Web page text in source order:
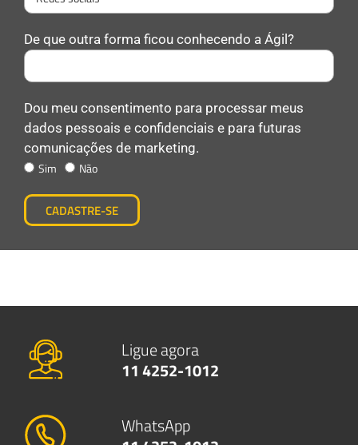
De que outra forma ficou conhecendo a Ágil?
Dou meu consentimento para processar meus
dados pessoais e confidenciais e para futuras
comunicações de marketing.
Sim Não
CADASTRE-SE
Ligue agora
11 4252-1012
WhatsApp